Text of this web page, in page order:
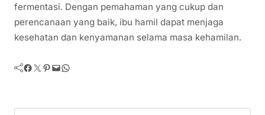
fermentasi. Dengan pemahaman yang cukup dan
perencanaan yang baik, ibu hamil dapat menjaga
kesehatan dan kenyamanan selama masa kehamilan.
Facebook Twitter Pinterest Mail WhatsApp